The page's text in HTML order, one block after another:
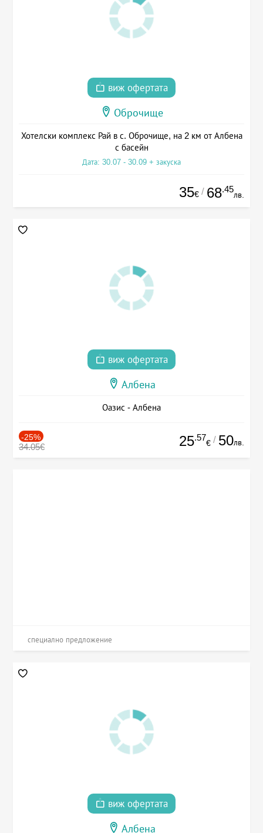
виж офертата
Оброчище
Хотелски комплекс Рай в с. Оброчище, на 2 км от Албена
с басейн
Дата: 30.07 - 30.09 + закуска
35€ / 68.45
лв.
виж офертата
Албена
Оазис - Албена
-25%
34.05€ 25.57
€ / 50лв.
специално предложение
виж офертата
Албена